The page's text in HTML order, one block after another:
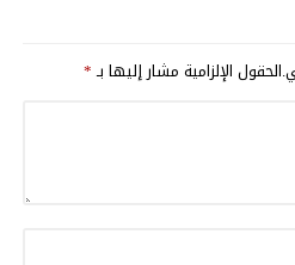
الحقول الإلزامية مشار إليها بـ*